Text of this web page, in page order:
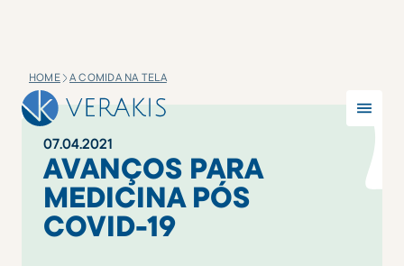
HOME A COMIDA NA TELA
07.04.2021
AVANÇOS PARA
MEDICINA PÓS
COVID-19